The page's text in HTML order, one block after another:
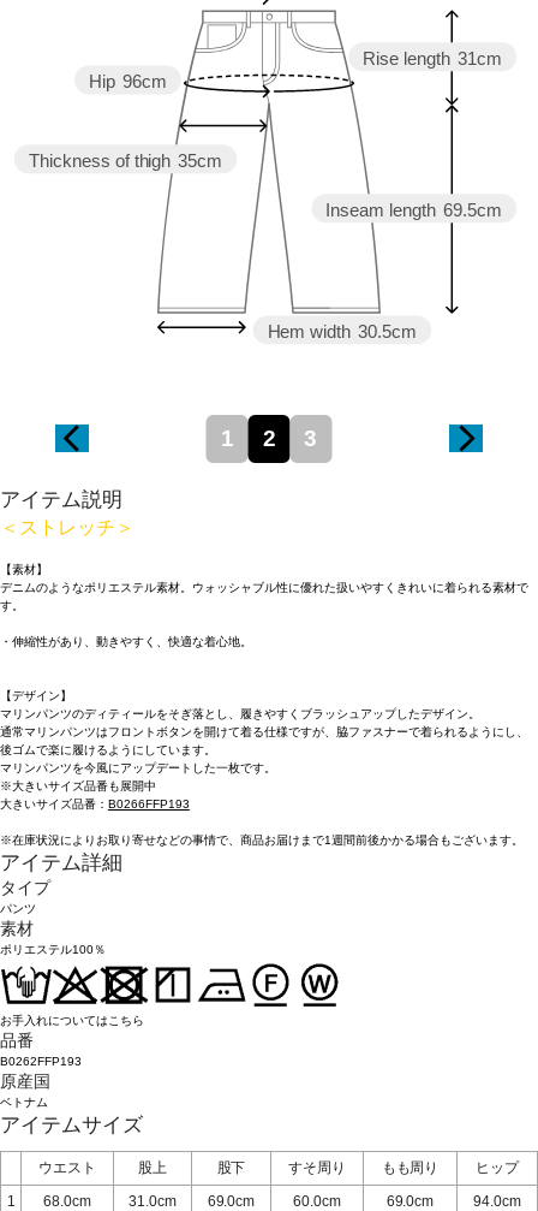
Inseam length 69.5cm
Rise length 31cm
Hem width 30.5cm
Thickness of thigh 35cm
Hip 96cm
1 2 3
アイテム説明
＜ストレッチ＞
【素材】
デニムのようなポリエステル素材。ウォッシャブル性に優れた扱いやすくきれいに着られる素材で
す。
・伸縮性があり、動きやすく、快適な着心地。
【デザイン】
マリンパンツのディティールをそぎ落とし、履きやすくブラッシュアップしたデザイン。
通常マリンパンツはフロントボタンを開けて着る仕様ですが、脇ファスナーで着られるようにし、
後ゴムで楽に履けるようにしています。
マリンパンツを今風にアップデートした一枚です。
※大きいサイズ品番も展開中
大きいサイズ品番： B0266FFP193
※在庫状況によりお取り寄せなどの事情で、商品お届けまで1週間前後かかる場合もございます。
アイテム詳細
タイプ
パンツ
素材
ポリエステル100％
お手入れについてはこちら
品番
B0262FFP193
原産国
ベトナム
アイテムサイズ
ウエスト 股上 股下 すそ周り もも周り
ヒップ
1
68.0cm 31.0cm 69.0cm 60.0cm 69.0cm
94.0cm